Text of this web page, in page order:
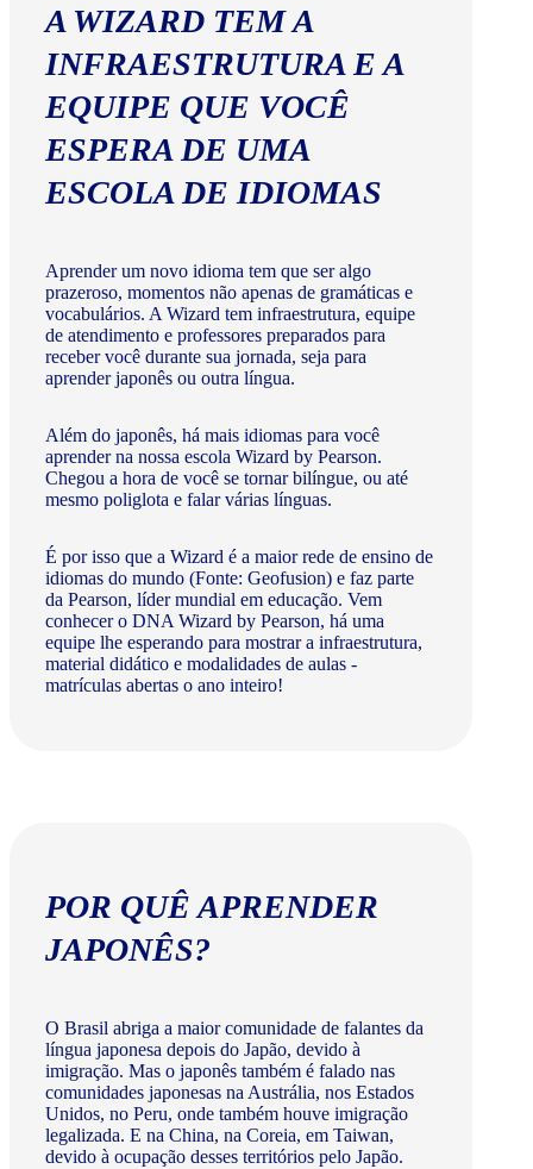
A WIZARD TEM A
INFRAESTRUTURA E A
EQUIPE QUE VOCÊ
ESPERA DE UMA
ESCOLA DE IDIOMAS
Aprender um novo idioma tem que ser algo
prazeroso, momentos não apenas de gramáticas e
vocabulários. A Wizard tem infraestrutura, equipe
de atendimento e professores preparados para
receber você durante sua jornada, seja para
aprender japonês ou outra língua.
Além do japonês, há mais idiomas para você
aprender na nossa escola Wizard by Pearson.
Chegou a hora de você se tornar bilíngue, ou até
mesmo poliglota e falar várias línguas.
É por isso que a Wizard é a maior rede de ensino de
idiomas do mundo (Fonte: Geofusion) e faz parte
da Pearson, líder mundial em educação. Vem
conhecer o DNA Wizard by Pearson, há uma
equipe lhe esperando para mostrar a infraestrutura,
material didático e modalidades de aulas -
matrículas abertas o ano inteiro!
POR QUÊ APRENDER
JAPONÊS?
O Brasil abriga a maior comunidade de falantes da
língua japonesa depois do Japão, devido à
imigração. Mas o japonês também é falado nas
comunidades japonesas na Austrália, nos Estados
Unidos, no Peru, onde também houve imigração
legalizada. E na China, na Coreia, em Taiwan,
devido à ocupação desses territórios pelo Japão.